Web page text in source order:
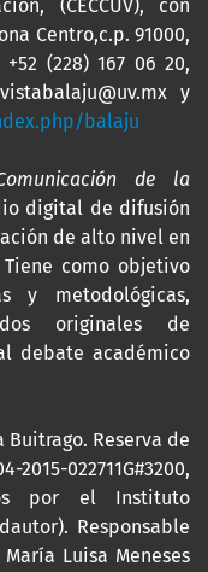
(CECCUV), con
Centro,c.p. 91000,
(228) 167 06 20,
y
balaju
de la
digital de difusión
de alto nivel en
como objetivo
y metodológicas,
originales de
debate académico
Reserva de
022711G#3200,
por el Instituto
Responsable
Luisa Meneses